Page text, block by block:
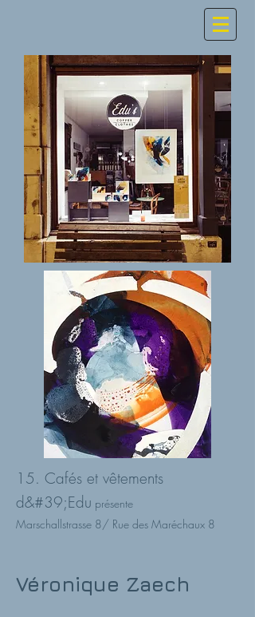
15. Cafés et vêtements
d&#39;Edu présente
Marschallstrasse 8/ Rue des Maréchaux 8
Véronique Zaech